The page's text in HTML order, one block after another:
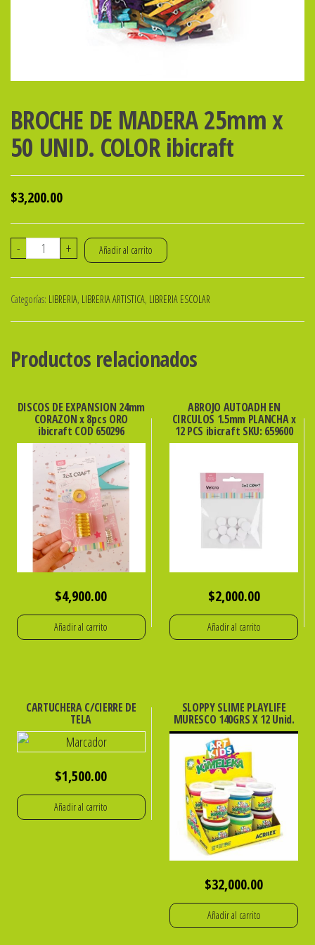
BROCHE DE MADERA 25mm x
50 UNID. COLOR ibicraft
$3,200.00
-
BROCHE
25mm
x
UNID.
ibicraft
cantidad
+ Añadir al carrito
Categorías: LIBRERIA, LIBRERIA ARTISTICA, LIBRERIA ESCOLAR
Productos relacionados
DISCOS DE EXPANSION 24mm
CORAZON x 8pcs ORO
ibicraft COD 650296
$4,900.00
Añadir al carrito
ABROJO AUTOADH EN
CIRCULOS 1.5mm PLANCHA x
12 PCS ibicraft SKU: 659600
$2,000.00
Añadir al carrito
CARTUCHERA C/CIERRE DE
TELA
$1,500.00
Añadir al carrito
SLOPPY SLIME PLAYLIFE
MURESCO 140GRS X 12 Unid.
$32,000.00
Añadir al carrito